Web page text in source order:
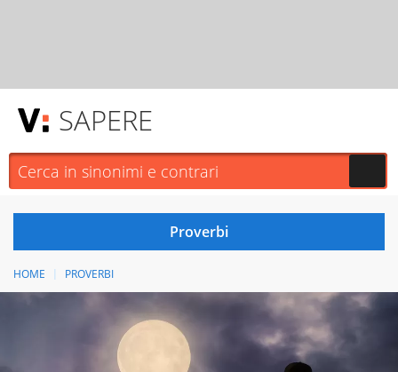
SAPERE
HOME PROVERBI